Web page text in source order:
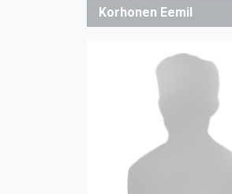
Korhonen Eemil